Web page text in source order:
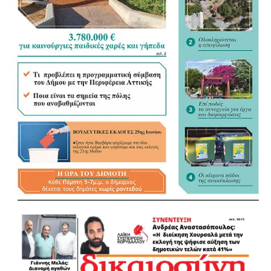
στον τρόπο με τον οποίο διαμορφώνεται. «Η
Αυτοδιοίκηση ξέρει τι Αυτοδιοίκηση θέλει», σημείωσε,
υποστηρίζοντας ότι οι Δήμοι θα έπρεπε να έχουν πολύ
πιο καθοριστικό ρόλο στη διαμόρφωση του νέου
πλαισίου.
«Τα ουσιώδη είναι οι αρμοδιότητες και οι πόροι»